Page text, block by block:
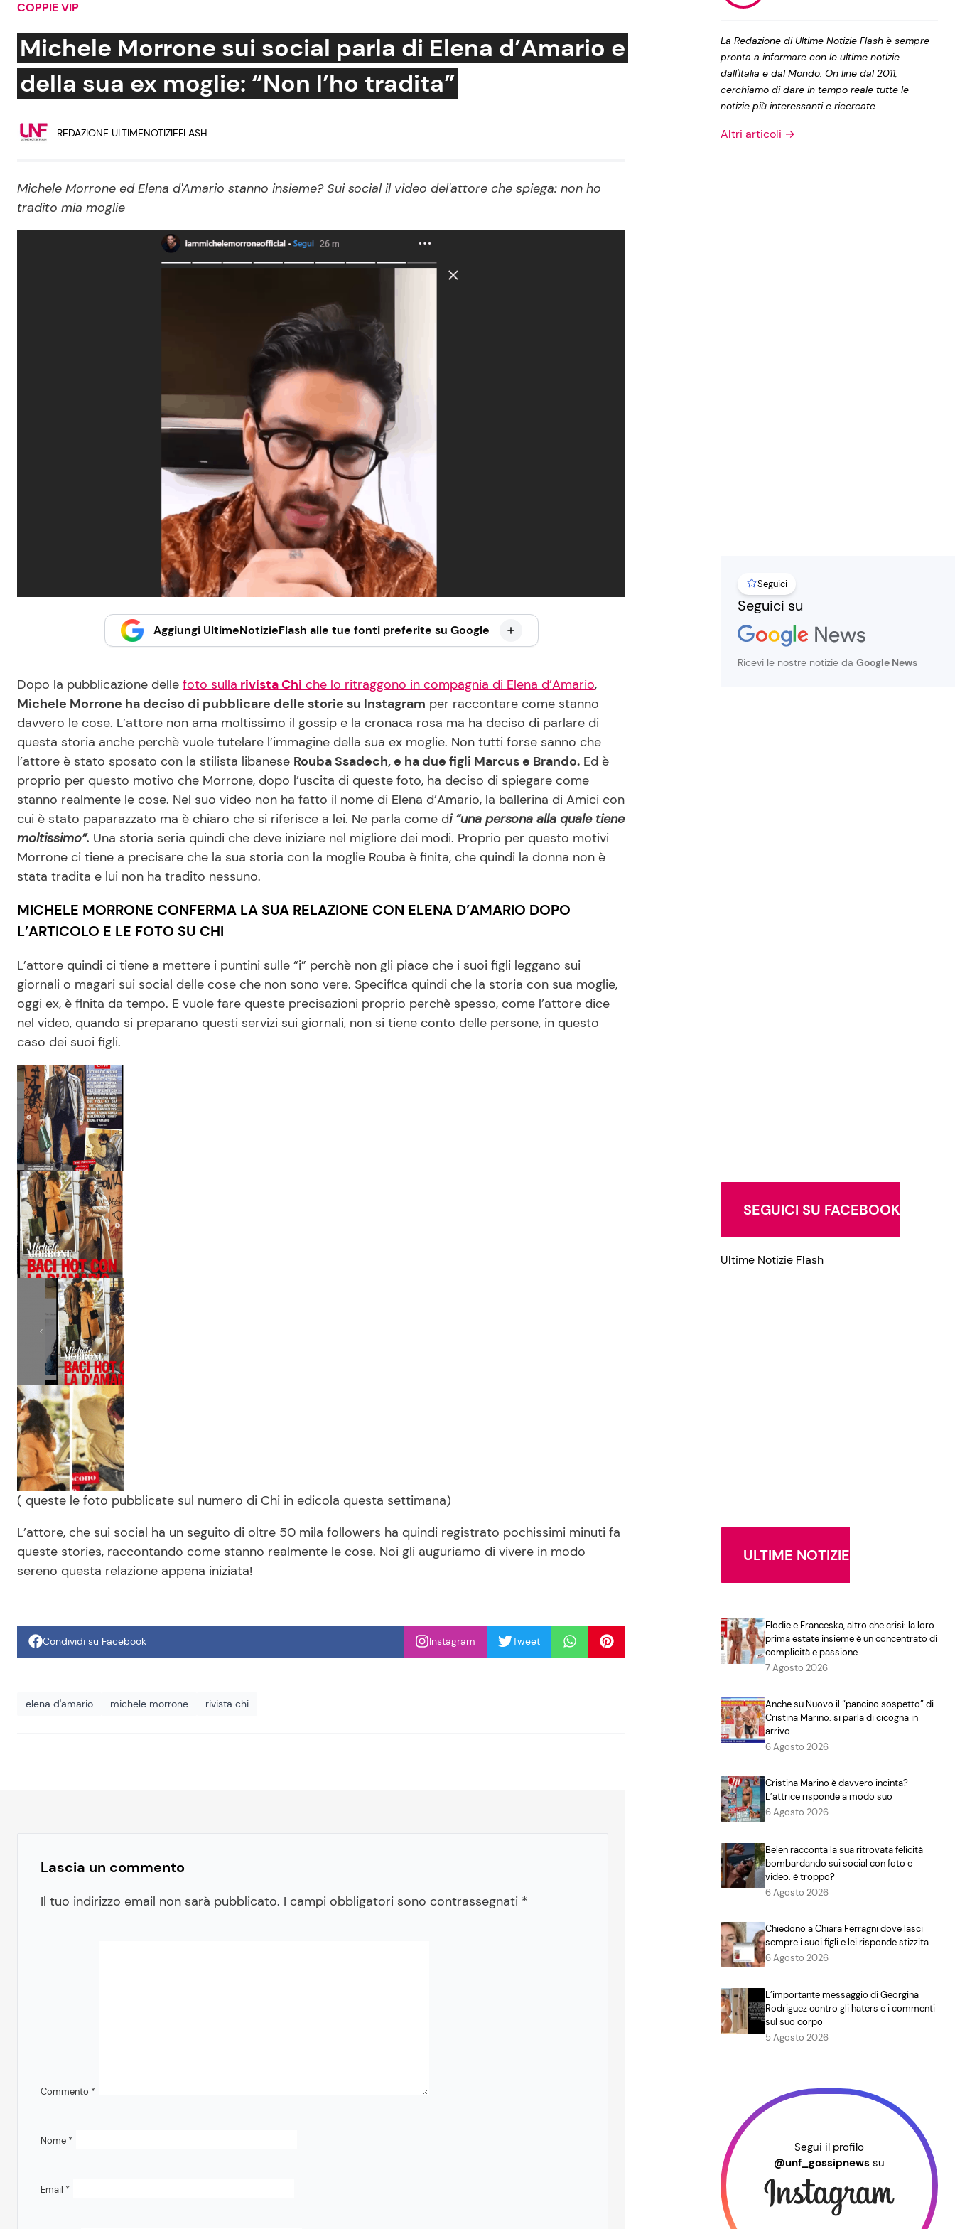
Social News
News dal mondo
Benessere
Mondo Mamma
Viaggi e Turismo
Cucina e Ricette
Le Ricette in TV
Ricette Feste
Privacy Policy
COPPIE VIP
Michele Morrone sui social parla di Elena d’Amario e
della sua ex moglie: “Non l’ho tradita”
REDAZIONE ULTIMENOTIZIEFLASH
Michele Morrone ed Elena d'Amario stanno insieme? Sui social il video del'attore che spiega: non ho
tradito mia moglie
Aggiungi UltimeNotizieFlash alle tue fonti preferite su Google
Dopo la pubblicazione delle foto sulla rivista Chi che lo ritraggono in compagnia di Elena d’Amario,
Michele Morrone ha deciso di pubblicare delle storie su Instagram per raccontare come stanno
davvero le cose. L’attore non ama moltissimo il gossip e la cronaca rosa ma ha deciso di parlare di
questa storia anche perchè vuole tutelare l’immagine della sua ex moglie. Non tutti forse sanno che
l’attore è stato sposato con la stilista libanese Rouba Ssadech, e ha due figli Marcus e Brando. Ed è
proprio per questo motivo che Morrone, dopo l’uscita di queste foto, ha deciso di spiegare come
stanno realmente le cose. Nel suo video non ha fatto il nome di Elena d’Amario, la ballerina di Amici con
cui è stato paparazzato ma è chiaro che si riferisce a lei. Ne parla come di “una persona alla quale tiene
moltissimo”. Una storia seria quindi che deve iniziare nel migliore dei modi. Proprio per questo motivi
Morrone ci tiene a precisare che la sua storia con la moglie Rouba è finita, che quindi la donna non è
stata tradita e lui non ha tradito nessuno.
MICHELE MORRONE CONFERMA LA SUA RELAZIONE CON ELENA D’AMARIO DOPO
L’ARTICOLO E LE FOTO SU CHI
L’attore quindi ci tiene a mettere i puntini sulle “i” perchè non gli piace che i suoi figli leggano sui
giornali o magari sui social delle cose che non sono vere. Specifica quindi che la storia con sua moglie,
oggi ex, è finita da tempo. E vuole fare queste precisazioni proprio perchè spesso, come l’attore dice
nel video, quando si preparano questi servizi sui giornali, non si tiene conto delle persone, in questo
caso dei suoi figli.
( queste le foto pubblicate sul numero di Chi in edicola questa settimana)
L’attore, che sui social ha un seguito di oltre 50 mila followers ha quindi registrato pochissimi minuti fa
queste stories, raccontando come stanno realmente le cose. Noi gli auguriamo di vivere in modo
sereno questa relazione appena iniziata!
Condividi su Facebook Instagram Tweet
elena d'amario michele morrone rivista chi
Lascia un commento
Il tuo indirizzo email non sarà pubblicato. I campi obbligatori sono contrassegnati *
Commento *
Nome *
Email *
La Redazione di Ultime Notizie Flash è sempre
pronta a informare con le ultime notizie
dall'Italia e dal Mondo. On line dal 2011,
cerchiamo di dare in tempo reale tutte le
notizie più interessanti e ricercate.
Altri articoli →
Seguici
Seguici su
Ricevi le nostre notizie da Google News
SEGUICI SU FACEBOOK
Ultime Notizie Flash
ULTIME NOTIZIE
Elodie e Franceska, altro che crisi: la loro
prima estate insieme è un concentrato di
complicità e passione
7 Agosto 2026
Anche su Nuovo il “pancino sospetto” di
Cristina Marino: si parla di cicogna in
arrivo
6 Agosto 2026
Cristina Marino è davvero incinta?
L’attrice risponde a modo suo
6 Agosto 2026
Belen racconta la sua ritrovata felicità
bombardando sui social con foto e
video: è troppo?
6 Agosto 2026
Chiedono a Chiara Ferragni dove lasci
sempre i suoi figli e lei risponde stizzita
6 Agosto 2026
L’importante messaggio di Georgina
Rodriguez contro gli haters e i commenti
sul suo corpo
5 Agosto 2026
Segui il profilo
@unf_gossipnews su